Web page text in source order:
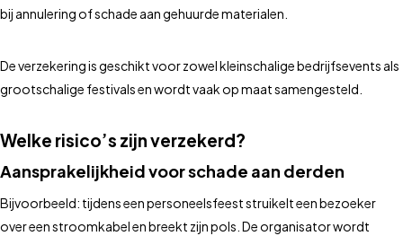
bij annulering of schade aan gehuurde materialen.
De verzekering is geschikt voor zowel kleinschalige bedrijfsevents als
grootschalige festivals en wordt vaak op maat samengesteld.
Welke risico’s zijn verzekerd?
Aansprakelijkheid voor schade aan derden
Bijvoorbeeld: tijdens een personeelsfeest struikelt een bezoeker
over een stroomkabel en breekt zijn pols. De organisator wordt